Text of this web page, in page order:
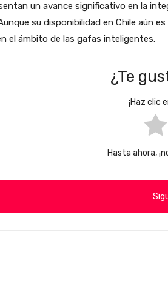
un avance significativo en la
su disponibilidad en Chile aún
el ámbito de las gafas inteligentes.
¿Te
¡Haz clic
Hasta ahora,